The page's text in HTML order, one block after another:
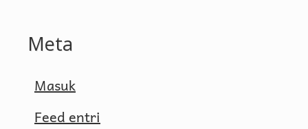
Meta
Masuk
Feed entri